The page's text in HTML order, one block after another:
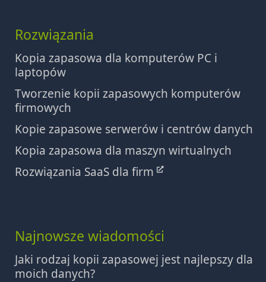
Rozwiązania
Kopia zapasowa dla komputerów PC i
laptopów
Tworzenie kopii zapasowych komputerów
firmowych
Kopie zapasowe serwerów i centrów danych
Kopia zapasowa dla maszyn wirtualnych
Rozwiązania SaaS dla firm
Najnowsze wiadomości
Jaki rodzaj kopii zapasowej jest najlepszy dla
moich danych?